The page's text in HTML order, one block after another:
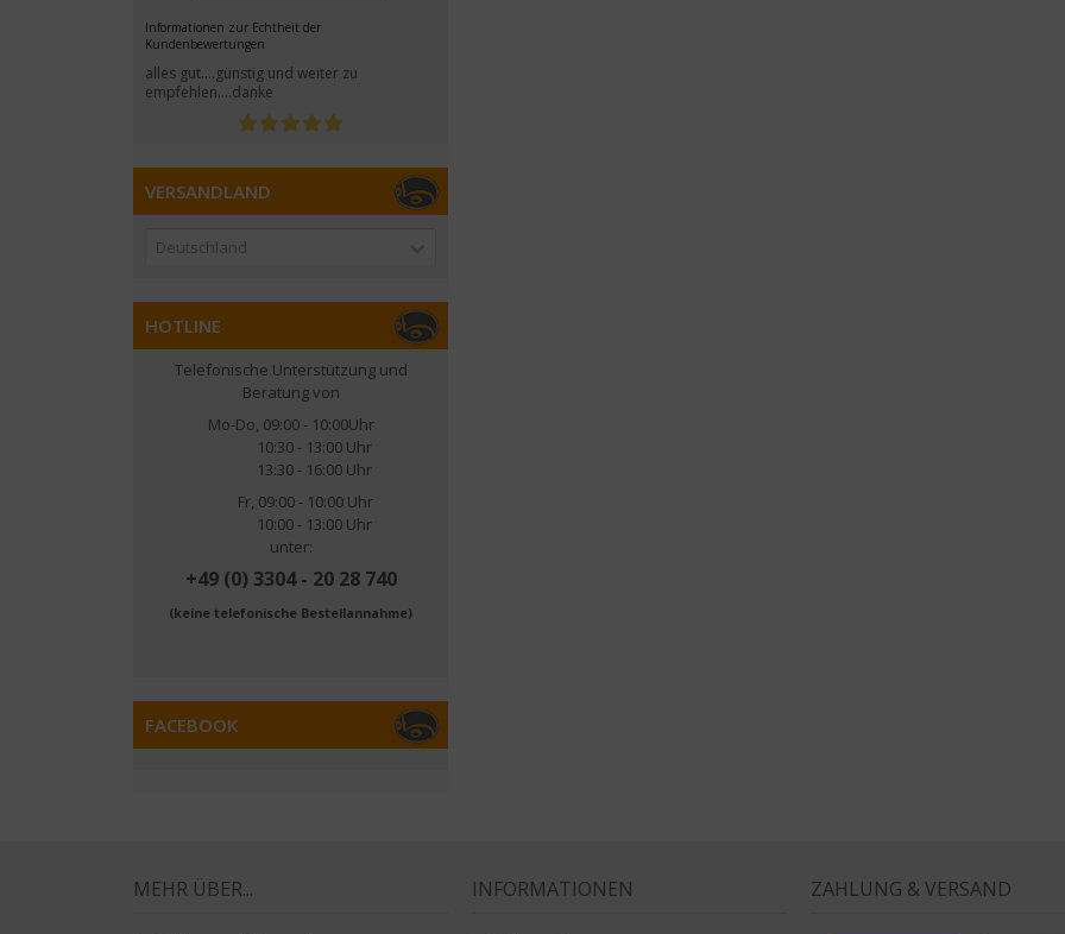
Informationen zur Echtheit der
Kundenbewertungen
alles gut....günstig und weiter zu
empfehlen....danke
VERSANDLAND
Deutschland
HOTLINE
Telefonische Unterstützung und
Beratung von
Mo-Do, 09:00 - 10:00Uhr
10:30 - 13:00 Uhr
13:30 - 16:00 Uhr
Fr, 09:00 - 10:00 Uhr
10:00 - 13:00 Uhr
unter:
+49 (0) 3304 - 20 28 740
(keine telefonische Bestellannahme)
FACEBOOK
MEHR ÜBER... INFORMATIONEN ZAHLUNG & VERSAND